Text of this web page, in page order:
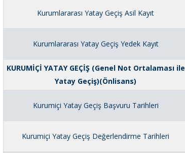
Kurumlararası Yatay Geçiş Asil Kayıt
Kurumlararası Yatay Geçiş Yedek Kayıt
KURUMİÇİ YATAY GEÇİŞ (Genel Not Ortalaması ile
Yatay Geçiş)(Önlisans)
Kurumiçi Yatay Geçiş Başvuru Tarihleri
Kurumiçi Yatay Geçiş Değerlendirme Tarihleri